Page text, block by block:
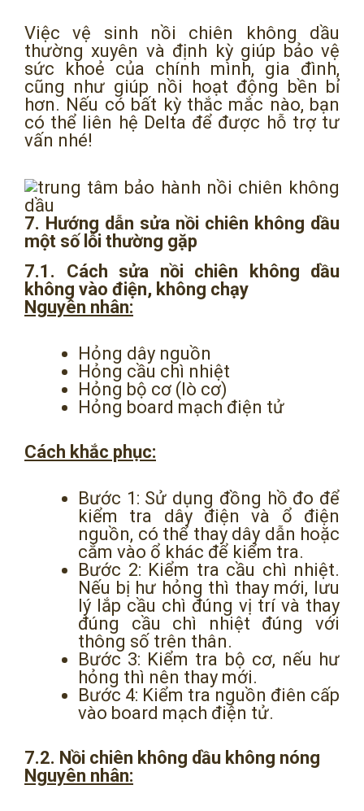
Việc vệ sinh nồi chiên không dầu
thường xuyên và định kỳ giúp bảo vệ
sức khoẻ của chính mình, gia đình,
cũng như giúp nồi hoạt động bền bỉ
hơn. Nếu có bất kỳ thắc mắc nào, bạn
có thể liên hệ Delta để được hỗ trợ tư
vấn nhé!
7. Hướng dẫn sửa nồi chiên không dầu
một số lỗi thường gặp
7.1. Cách sửa nồi chiên không dầu
không vào điện, không chạy
Nguyên nhân:
Hỏng dây nguồn
Hỏng cầu chì nhiệt
Hỏng bộ cơ (lò cơ)
Hỏng board mạch điện tử
Cách khắc phục:
Bước 1: Sử dụng đồng hồ đo để
kiểm tra dây điện và ổ điện
nguồn, có thể thay dây dẫn hoặc
cắm vào ổ khác để kiểm tra.
Bước 2: Kiểm tra cầu chì nhiệt.
Nếu bị hư hỏng thì thay mới, lưu
lý lắp cầu chì đúng vị trí và thay
đúng cầu chì nhiệt đúng với
thông số trên thân.
Bước 3: Kiểm tra bộ cơ, nếu hư
hỏng thì nên thay mới.
Bước 4: Kiểm tra nguồn điên cấp
vào board mạch điện tử.
7.2. Nồi chiên không dầu không nóng
Nguyên nhân: